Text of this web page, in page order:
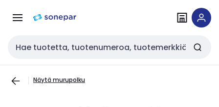
navigointiinsisältöön
Haku
Näytä murupolku